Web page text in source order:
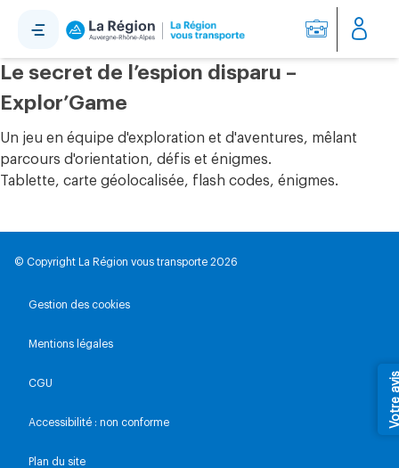
Le secret de l’espion disparu –
Explor’Game
Un jeu en équipe d'exploration et d'aventures, mêlant
parcours d'orientation, défis et énigmes.
Tablette, carte géolocalisée, flash codes, énigmes.
© Copyright La Région vous transporte 2026
Gestion des cookies
Mentions légales
CGU
Accessibilité : non conforme
Plan du site